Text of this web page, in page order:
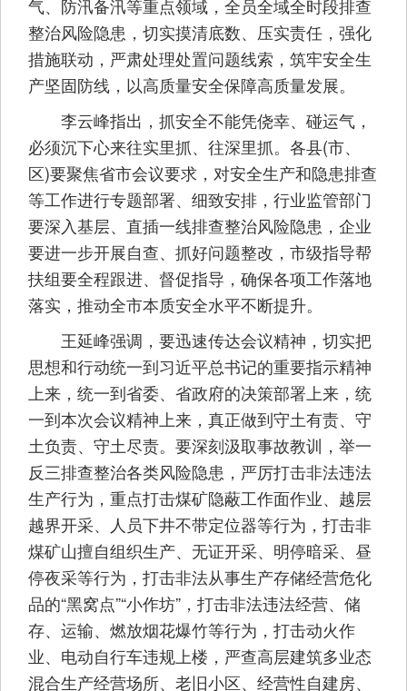
气、防汛备汛等重点领域，全员全域全时段排查
整治风险隐患，切实摸清底数、压实责任，强化
措施联动，严肃处理处置问题线索，筑牢安全生
产坚固防线，以高质量安全保障高质量发展。
李云峰指出，抓安全不能凭侥幸、碰运气，
必须沉下心来往实里抓、往深里抓。各县(市、
区)要聚焦省市会议要求，对安全生产和隐患排查
等工作进行专题部署、细致安排，行业监管部门
要深入基层、直插一线排查整治风险隐患，企业
要进一步开展自查、抓好问题整改，市级指导帮
扶组要全程跟进、督促指导，确保各项工作落地
落实，推动全市本质安全水平不断提升。
王延峰强调，要迅速传达会议精神，切实把
思想和行动统一到习近平总书记的重要指示精神
上来，统一到省委、省政府的决策部署上来，统
一到本次会议精神上来，真正做到守土有责、守
土负责、守土尽责。要深刻汲取事故教训，举一
反三排查整治各类风险隐患，严厉打击非法违法
生产行为，重点打击煤矿隐蔽工作面作业、越层
越界开采、人员下井不带定位器等行为，打击非
煤矿山擅自组织生产、无证开采、明停暗采、昼
停夜采等行为，打击非法从事生产存储经营危化
品的“黑窝点”“小作坊”，打击非法违法经营、储
存、运输、燃放烟花爆竹等行为，打击动火作
业、电动自行车违规上楼，严查高层建筑多业态
混合生产经营场所、老旧小区、经营性自建房、